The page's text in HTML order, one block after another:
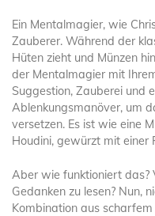
Ein Mentalmagier, wie
Zauberer. Während der
Hüten zieht und Münzen
der Mentalmagier mit
Suggestion, Zauberei und
Ablenkungsmanöver, um
versetzen. Es ist wie eine
Houdini, gewürzt mit einer
Aber wie funktioniert das?
Gedanken zu lesen? Nun,
Kombination aus